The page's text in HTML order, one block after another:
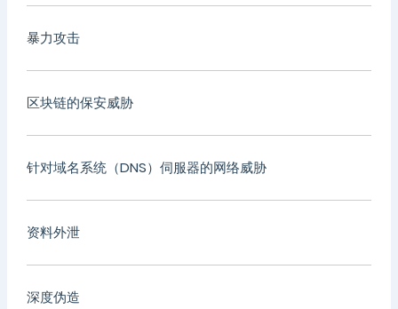
暴力攻击
区块链的保安威胁
针对域名系统（DNS）伺服器的网络威胁
资料外泄
深度伪造